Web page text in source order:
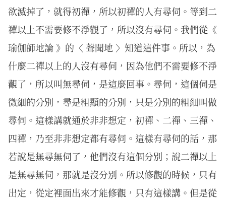
欲滅掉了，就得初禪，所以初禪的人有尋伺。等到二
禪以上不需要修不淨觀了，所以沒有尋伺。我們從《
瑜伽師地論 》的〈 聲聞地 〉知道這件事。所以，為
什麼二禪以上的人沒有尋伺，因為他們不需要修不淨
觀了，所以叫無尋伺，是這麼回事。尋伺，這個伺是
微細的分別，尋是粗顯的分別，只是分別的粗細叫做
尋伺。這樣講就通於非非想定，初禪、二禪、三禪、
四禪，乃至非非想定都有尋伺。這樣有尋伺的話，那
若說是無尋無伺了，他們沒有這個分別；說二禪以上
是無尋無伺，那就是沒分別。所以修觀的時候，只有
出定，從定裡面出來才能修觀，只有這樣講。但是從